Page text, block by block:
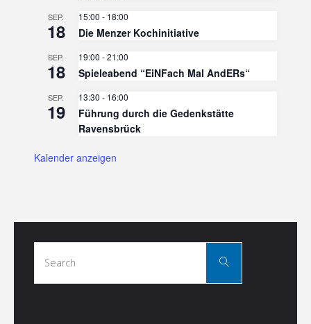
SEP.
18
15:00 - 18:00
Die Menzer Kochinitiative
SEP.
18
19:00 -21:00
Spieleabend “EiNFach Mal AndERs“
SEP.
19
13:30 - 16:00
Führung durch die Gedenkstätte
Ravensbrück
Kalender anzeigen
Search